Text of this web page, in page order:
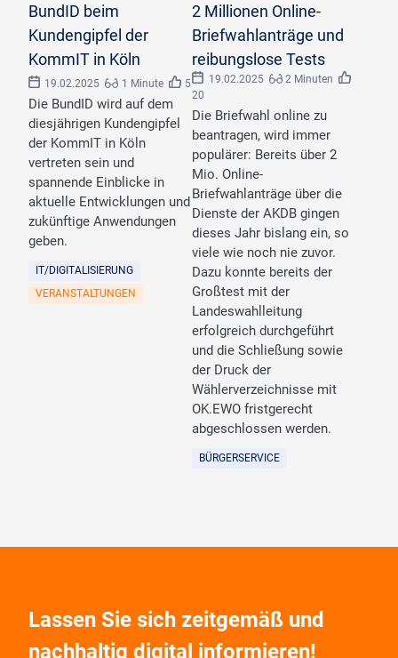
BundID beim
Kundengipfel der
KommIT in Köln
19.02.2025 1 Minute 5
Die BundID wird auf dem
diesjährigen Kundengipfel
der KommIT in Köln
vertreten sein und
spannende Einblicke in
aktuelle Entwicklungen und
zukünftige Anwendungen
geben.
IT/DIGITALISIERUNG
VERANSTALTUNGEN
2 Millionen Online-
Briefwahlanträge und
reibungslose Tests
19.02.2025
2 Minuten
20
Die Briefwahl online zu
beantragen, wird immer
populärer: Bereits über 2
Mio. Online-
Briefwahlanträge über die
Dienste der AKDB gingen
dieses Jahr bislang ein, so
viele wie noch nie zuvor.
Dazu konnte bereits der
Großtest mit der
Landeswahlleitung
erfolgreich durchgeführt
und die Schließung sowie
der Druck der
Wählerverzeichnisse mit
OK.EWO fristgerecht
abgeschlossen werden.
BÜRGERSERVICE
Lassen Sie sich zeitgemäß und
nachhaltig digital informieren!